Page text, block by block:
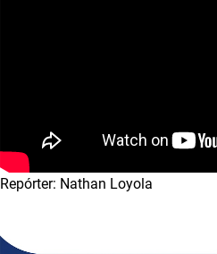
Repórter: Nathan Loyola